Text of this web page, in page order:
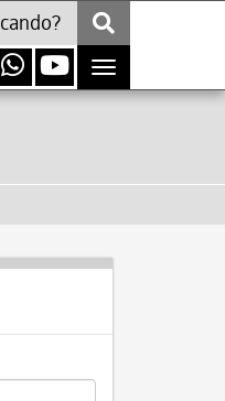
Toggle
navigation